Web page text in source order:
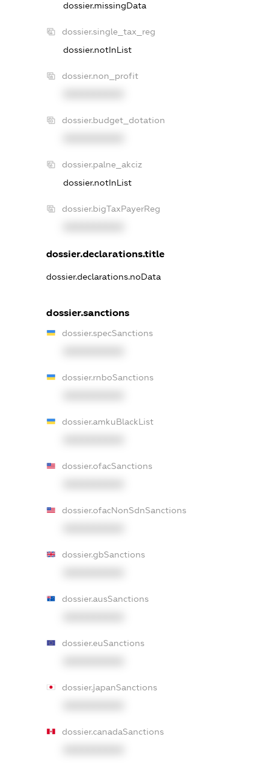
dossier.missingData
dossier.single_tax_reg
dossier.notInList
dossier.non_profit
dossier.budget_dotation
dossier.palne_akciz
dossier.notInList
dossier.bigTaxPayerReg
dossier.declarations.title
dossier.declarations.noData
dossier.sanctions
dossier.specSanctions
dossier.rnboSanctions
dossier.amkuBlackList
dossier.ofacSanctions
dossier.ofacNonSdnSanctions
dossier.gbSanctions
dossier.ausSanctions
dossier.euSanctions
dossier.japanSanctions
dossier.canadaSanctions